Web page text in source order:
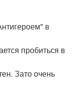
в
пробиться в
Зато очень